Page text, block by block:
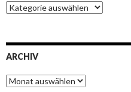
K
a
o
ARCHIV
A